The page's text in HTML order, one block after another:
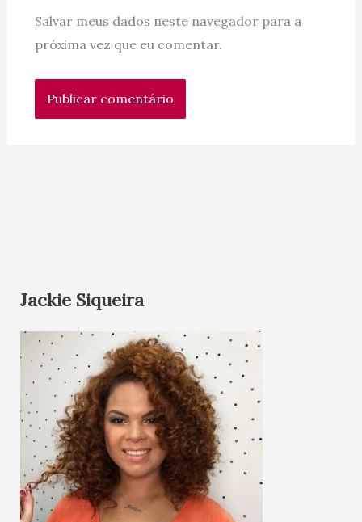
Salvar meus dados neste navegador para a
próxima vez que eu comentar.
Jackie Siqueira